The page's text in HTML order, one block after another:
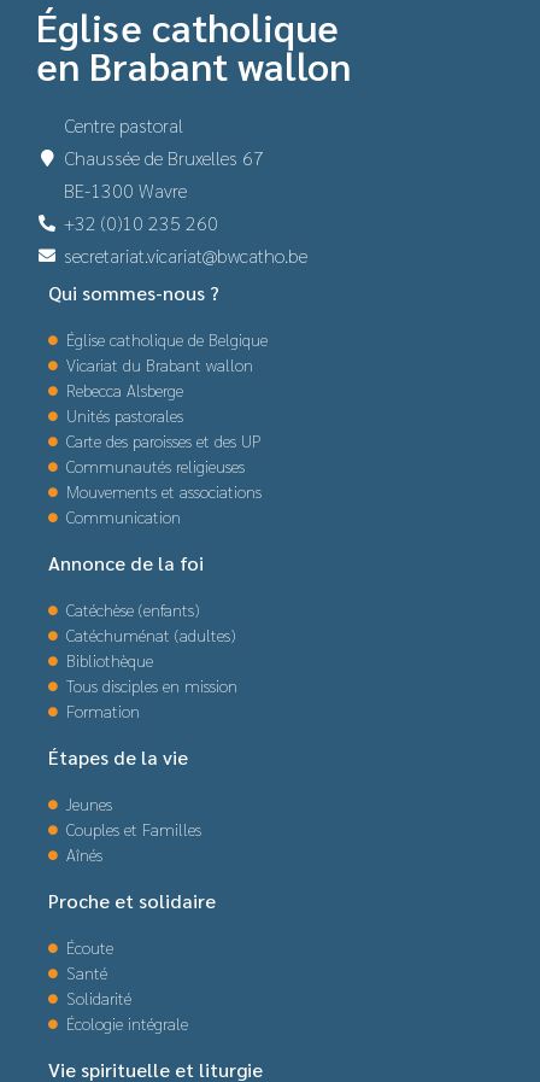
Église catholique
en Brabant wallon
Centre pastoral
Chaussée de Bruxelles 67
BE-1300 Wavre
+32 (0)10 235 260
secretariat.vicariat@bwcatho.be
Qui sommes-nous ?
Église catholique de Belgique
Vicariat du Brabant wallon
Rebecca Alsberge
Unités pastorales
Carte des paroisses et des UP
Communautés religieuses
Mouvements et associations
Communication
Annonce de la foi
Catéchèse (enfants)
Catéchuménat (adultes)
Bibliothèque
Tous disciples en mission
Formation
Étapes de la vie
Jeunes
Couples et Familles
Aînés
Proche et solidaire
Écoute
Santé
Solidarité
Écologie intégrale
Vie spirituelle et liturgie